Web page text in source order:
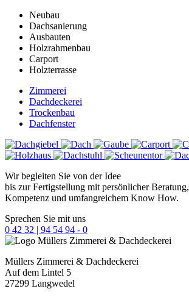
Neubau
Dachsanierung
Ausbauten
Holzrahmenbau
Carport
Holzterrasse
Zimmerei
Dachdeckerei
Trockenbau
Dachfenster
Wir begleiten Sie von der Idee
bis zur Fertigstellung mit persönlicher Beratung,
Kompetenz und umfangreichem Know How.
Sprechen Sie mit uns
0 42 32 | 94 54 94 - 0
Müllers Zimmerei & Dachdeckerei
Auf dem Lintel 5
27299 Langwedel